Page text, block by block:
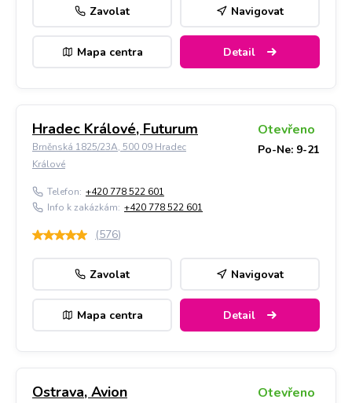
Zavolat Navigovat
Mapa centra Detail
Hradec Králové, Futurum
Brněnská 1825/23A, 500 09 Hradec
Králové
Otevřeno
Po-Ne: 9-21
Telefon: +420 778 522 601
Info k zakázkám: +420 778 522 601
(576)
Zavolat Navigovat
Mapa centra Detail
Ostrava, Avion Otevřeno